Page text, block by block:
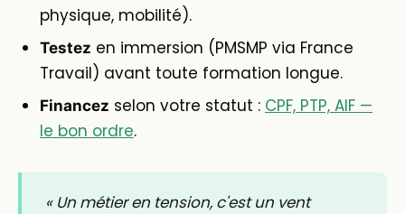
physique, mobilité).
Testez en immersion (PMSMP via France
Travail) avant toute formation longue.
Financez selon votre statut : CPF, PTP, AIF —
le bon ordre.
« Un métier en tension, c'est un vent